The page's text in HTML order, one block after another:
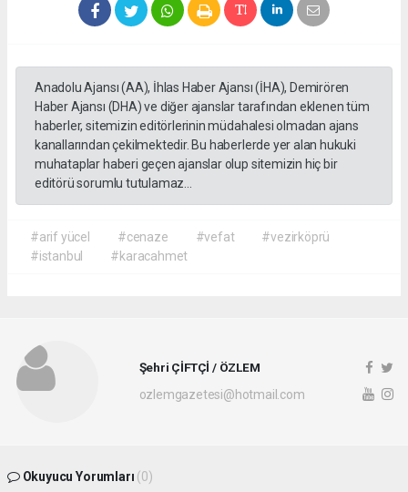
Anadolu Ajansı (AA), İhlas Haber Ajansı (İHA), Demirören
Haber Ajansı (DHA) ve diğer ajanslar tarafından eklenen tüm
haberler, sitemizin editörlerinin müdahalesi olmadan ajans
kanallarından çekilmektedir. Bu haberlerde yer alan hukuki
muhataplar haberi geçen ajanslar olup sitemizin hiç bir
editörü sorumlu tutulamaz...
#arif yücel #cenaze #vefat
#vezirköprü
#istanbul
#karacahmet
Şehri ÇİFTÇİ / ÖZLEM
ozlemgazetesi@hotmail.com
Okuyucu Yorumları (0)